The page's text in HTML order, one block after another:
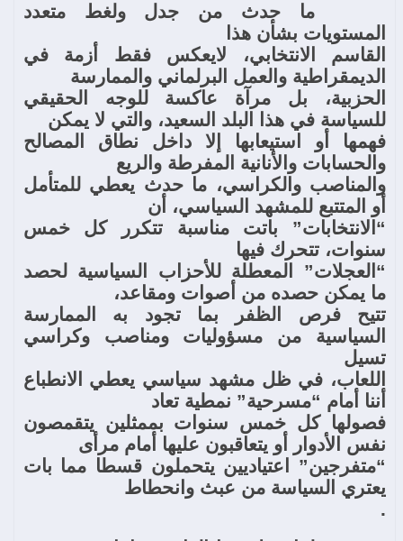
ما حدث من جدل ولغط متعدد
المستويات بشأن هذا
القاسم الانتخابي، لايعكس فقط أزمة في
الديمقراطية والعمل البرلماني والممارسة
الحزبية، بل مرآة عاكسة للوجه الحقيقي
للسياسة في هذا البلد السعيد، والتي لا يمكن
فهمها أو استيعابها إلا داخل نطاق المصالح
والحسابات والأنانية المفرطة والريع
والمناصب والكراسي، ما حدث يعطي للمتأمل
أو المتتبع للمشهد السياسي، أن
“الانتخابات” باتت مناسبة تتكرر كل خمس
سنوات، تتحرك فيها
“العجلات” المعطلة للأحزاب السياسية لحصد
ما يمكن حصده من أصوات ومقاعد،
تتيح فرص الظفر بما تجود به الممارسة
السياسية من مسؤوليات ومناصب وكراسي
تسيل
اللعاب، في ظل مشهد سياسي يعطي الانطباع
أننا أمام “مسرحية” نمطية تعاد
فصولها كل خمس سنوات بممثلين يتقمصون
نفس الأدوار أو يتعاقبون عليها أمام مرأى
“متفرجين” اعتياديين يتحملون قسطا مما بات
يعتري السياسة من عبث وانحطاط
.